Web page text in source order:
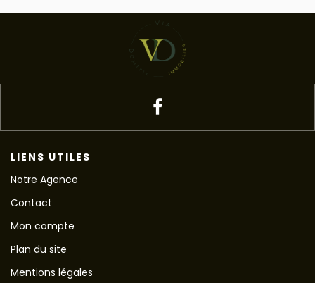
LIENS UTILES
Notre Agence
Contact
Mon compte
Plan du site
Mentions légales